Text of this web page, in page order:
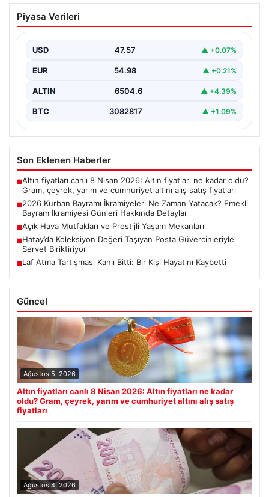
2026 Kurban Bayramı İkramiyeleri Ne
Zaman Yatacak? Emekli Bayram
2026 yılı Kurban Bayramı'nın yaklaşmasıyla birlikte,
ikramiyelerinin ne…
Piyasa Verileri
USD 47.57 ▲ +0.07%
EUR 54.98 ▲ +0.21%
ALTIN 6504.6 ▲ +4.39%
BTC 3082817 ▲ +1.09%
Son Eklenen Haberler
■Altın fiyatları canlı 8 Nisan 2026: Altın fiyatları ne kadar oldu?
Gram, çeyrek, yarım ve cumhuriyet altını alış satış fiyatları
■2026 Kurban Bayramı İkramiyeleri Ne Zaman Yatacak? Emekli
Bayram İkramiyesi Günleri Hakkında Detaylar
■Açık Hava Mutfakları ve Prestijli Yaşam Mekanları
■Hatay’da Koleksiyon Değeri Taşıyan Posta Güvercinleriyle
Servet Biriktiriyor
■Laf Atma Tartışması Kanlı Bitti: Bir Kişi Hayatını Kaybetti
Güncel
Ağustos 5, 2026
Altın fiyatları canlı 8 Nisan 2026: Altın fiyatları ne kadar
oldu? Gram, çeyrek, yarım ve cumhuriyet altını alış satış
fiyatları
Ağustos 4, 2026